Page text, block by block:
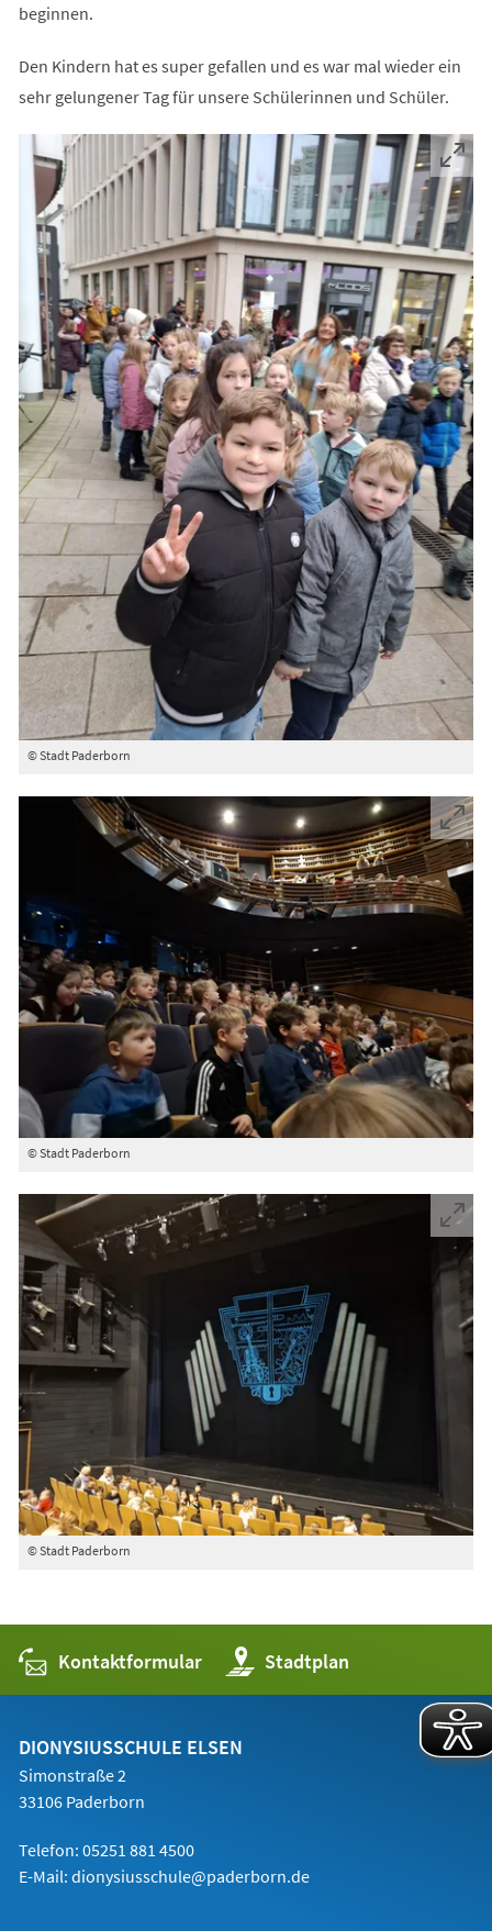
beginnen.
Den Kindern hat es super gefallen und es war mal wieder ein
sehr gelungener Tag für unsere Schülerinnen und Schüler.
© Stadt Paderborn
© Stadt Paderborn
© Stadt Paderborn
Kontaktformular Stadtplan
(Öffnet
in
einem
Tab)
DIONYSIUSSCHULE ELSEN
Simonstraße 2
33106 Paderborn
Telefon: 05251 881 4500
E-Mail: dionysiusschule@paderborn.de